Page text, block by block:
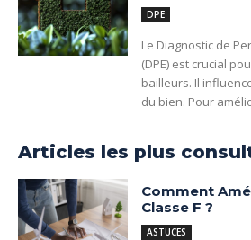
DPE
Le Diagnostic de
(DPE) est crucial
bailleurs. Il
du bien. Pour
Articles les plus
Comment
Classe F ?
ASTUCES